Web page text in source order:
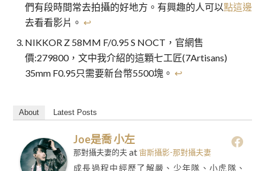
們有段時間常去拍攝的好地方。有興趣的人可以點這邊
去看看影片。 ↩︎
NIKKOR Z 58MM F/0.95 S NOCT，官網售
價:279800，文中我介紹的這顆七工匠(7Artisans)
35mm F0.95只需要新台幣5500塊。 ↩︎
About Latest Posts
Joe是喬 小左
那對攝夫妻的夫at 宙斯攝影-那對攝夫妻
成長過程中經歷了解嚴、少年隊、小虎隊、